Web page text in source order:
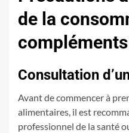
de la
Consultation
Avant de commencer à
alimentaires, il est
professionnel de la santé